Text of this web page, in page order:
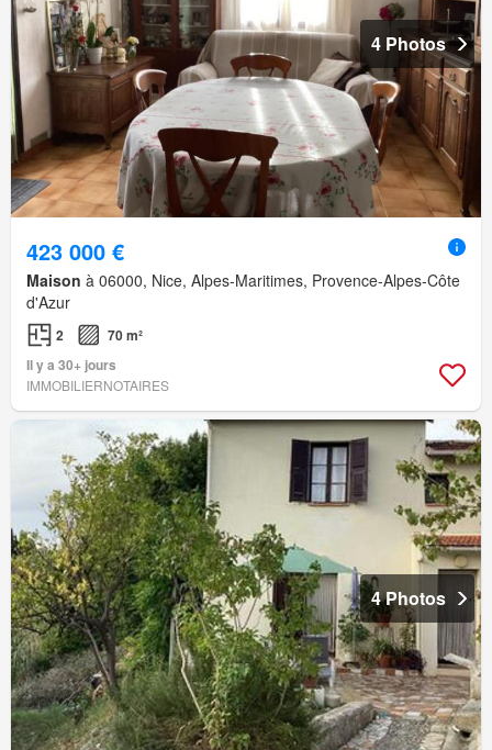
4 Photos
423 000 €
Maison à 06000, Nice, Alpes-Maritimes, Provence-Alpes-Côte
d'Azur
2
70 m²
Il y a 30+ jours
IMMOBILIERNOTAIRES
4 Photos